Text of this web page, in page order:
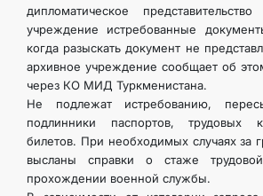
дипломатическое
учреждение истребованные
когда разыскать документ не
архивное учреждение сообщает об
через КО МИД Туркменистана.
Не подлежат истребованию,
подлинники паспортов, трудовых
билетов. При необходимых случаях за
высланы справки о стаже
прохождении военной службы.